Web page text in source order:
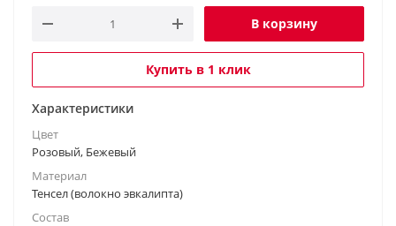
В корзину
Купить в 1 клик
Характеристики
Цвет
Розовый, Бежевый
Материал
Тенсел (волокно эвкалипта)
Состав